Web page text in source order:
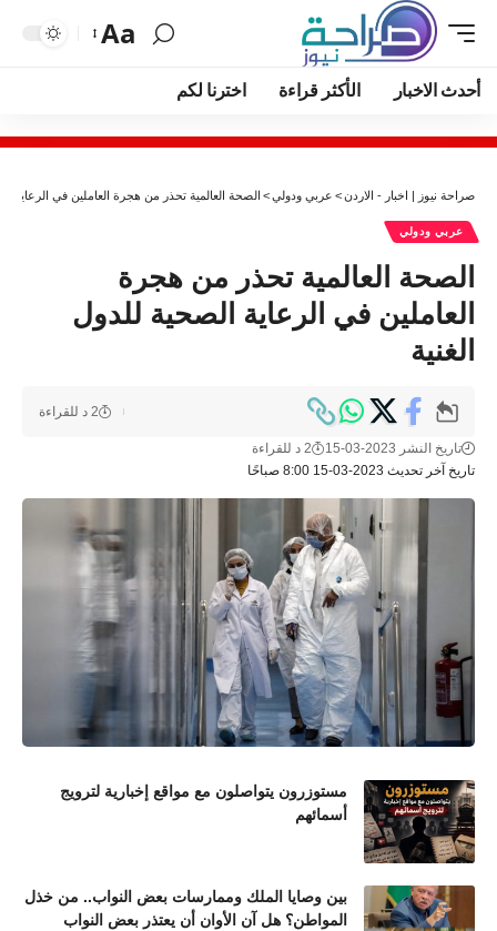
Aa
أحدث الاخبار الأكثر قراءة اخترنا لكم
صراحة نيوز | اخبار - الاردن> عربي ودولي> الصحة العالمية تحذر من هجرة العاملين في الرعاية
عربي ودولي
الصحة العالمية تحذر من هجرة
العاملين في الرعاية الصحية للدول
الغنية
تاريخ آخر تحديث 2023-03-15 8:00 صباحًا
تاريخ النشر 2023-03-15 2 د للقراءة
2 د للقراءة
مستوزرون يتواصلون مع مواقع إخبارية لترويج
أسمائهم
بين وصايا الملك وممارسات بعض النواب.. من خذل
المواطن؟ هل آن الأوان أن يعتذر بعض النواب